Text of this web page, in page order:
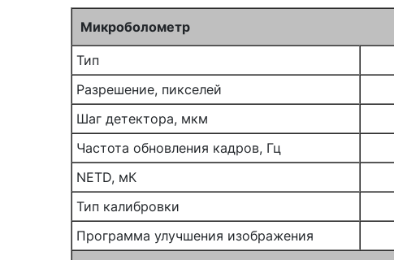
Микроболометр
Тип
Разрешение, пикселей
Шаг детектора, мкм
Частота обновления кадров, Гц
NETD, мК
Тип калибровки
Программа улучшения изображения